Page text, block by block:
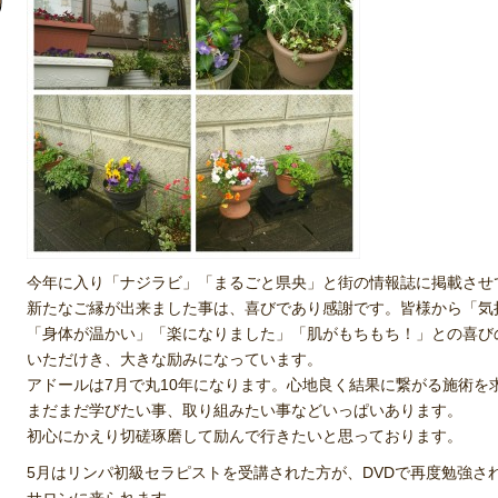
今年に入り「ナジラビ」「まるごと県央」と街の情報誌に掲載さ
新たなご縁が出来ました事は、喜びであり感謝です。皆様から「
「身体が温かい」「楽になりました」「肌がもちもち！」との喜び
いただけき、大きな励みになっています。
アドールは7月で丸10年になります。心地良く結果に繋がる施術を
まだまだ学びたい事、取り組みたい事などいっぱいあります。
初心にかえり切磋琢磨して励んで行きたいと思っております。
5月はリンパ初級セラピストを受講された方が、DVDで再度勉強さ